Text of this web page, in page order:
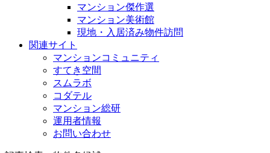
マンション傑作選
マンション美術館
現地・入居済み物件訪問
関連サイト
マンションコミュニティ
すてき空間
スムラボ
コダテル
マンション総研
運用者情報
お問い合わせ